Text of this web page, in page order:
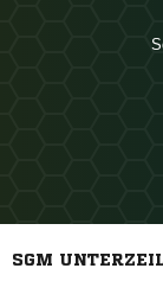
SGM